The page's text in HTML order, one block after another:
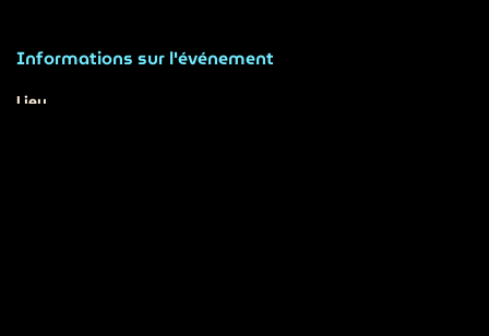
Informations sur l'événement
Lieu